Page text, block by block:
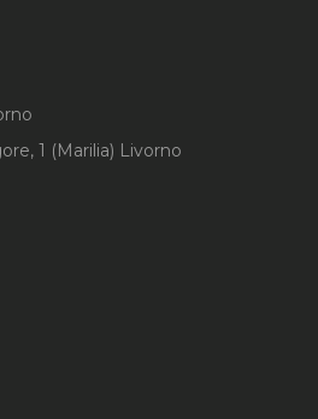
1 (Marilia) Livorno